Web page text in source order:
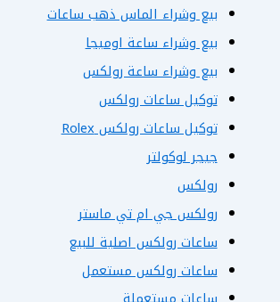
بيع وشراء الماس ذهب ساعات
بيع وشراء ساعة اوميجا
بيع وشراء ساعة رولكس
توكيل ساعات رولكس
توكيل ساعات رولكس Rolex
جيجر لوكولتر
رولكس
رولكس جي ام تي ماستر
ساعات رولكس اصلية للبيع
ساعات رولكس مستعمل